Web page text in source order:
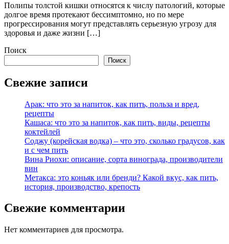
Полипы толстой кишки относятся к числу патологий, которые
долгое время протекают бессимптомно, но по мере
прогрессирования могут представлять серьезную угрозу для
здоровья и даже жизни […]
Поиск
Поиск
Свежие записи
Арак: что это за напиток, как пить, польза и вред,
рецепты
Кашаса: что это за напиток, как пить, виды, рецепты
коктейлей
Соджу (корейская водка) – что это, сколько градусов, как
и с чем пить
Вина Риохи: описание, сорта винограда, производители
вин
Метакса: это коньяк или бренди? Какой вкус, как пить,
история, производство, крепость
Свежие комментарии
Нет комментариев для просмотра.